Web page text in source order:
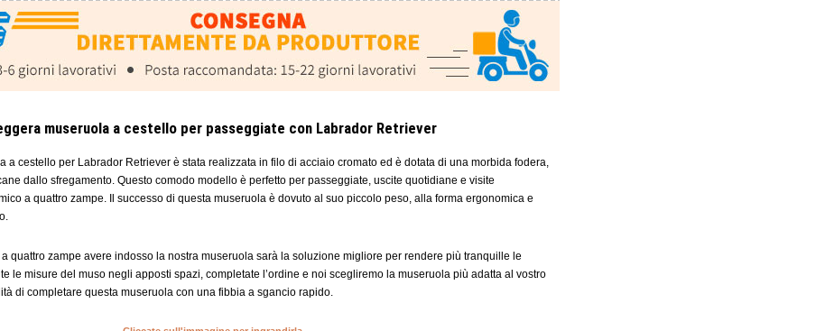
museruola a cestello per passeggiate con Labrador Retriever
a cestello per Labrador Retriever è stata realizzata in filo di acciaio cromato ed è dotata di una morbida fodera,
dallo sfregamento. Questo comodo modello è perfetto per passeggiate, uscite quotidiane e visite
a quattro zampe. Il successo di questa museruola è dovuto al suo piccolo peso, alla forma ergonomica e
quattro zampe avere indosso la nostra museruola sarà la soluzione migliore per rendere più tranquille le
le misure del muso negli apposti spazi, completate l’ordine e noi scegliremo la museruola più adatta al vostro
di completare questa museruola con una fibbia a sgancio rapido.